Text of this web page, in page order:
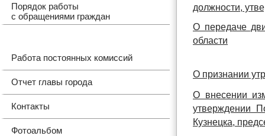
Порядок работы
с обращениями граждан
Работа постоянных комиссий
Отчет главы города
Контакты
Фотоальбом
должности,
О передаче
области
О признании
О внесении
утверждении
Кузнецка,